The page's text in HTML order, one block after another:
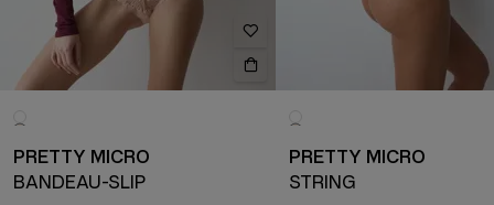
PRETTY MICRO
BANDEAU-SLIP
PRETTY MICRO
STRING